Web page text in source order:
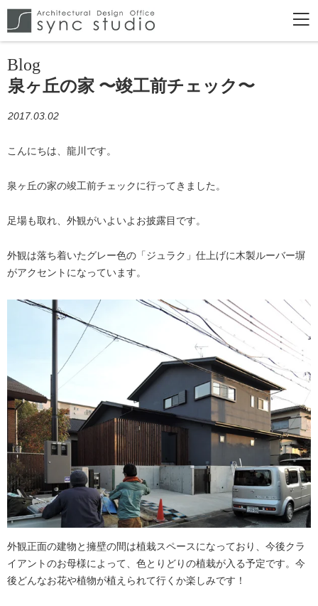
Blog
泉ヶ丘の家 〜竣工前チェック〜
2017.03.02
こんにちは、龍川です。
泉ヶ丘の家の竣工前チェックに行ってきました。
足場も取れ、外観がいよいよお披露目です。
外観は落ち着いたグレー色の「ジュラク」仕上げに木製ルーバー塀
がアクセントになっています。
外観正面の建物と擁壁の間は植栽スペースになっており、今後クラ
イアントのお母様によって、色とりどりの植栽が入る予定です。今
後どんなお花や植物が植えられて行くか楽しみです！